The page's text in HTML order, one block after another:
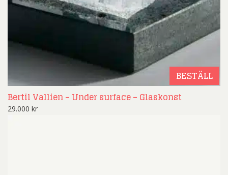
BESTÄLL
Bertil Vallien – Under surface – Glaskonst
29.000 kr